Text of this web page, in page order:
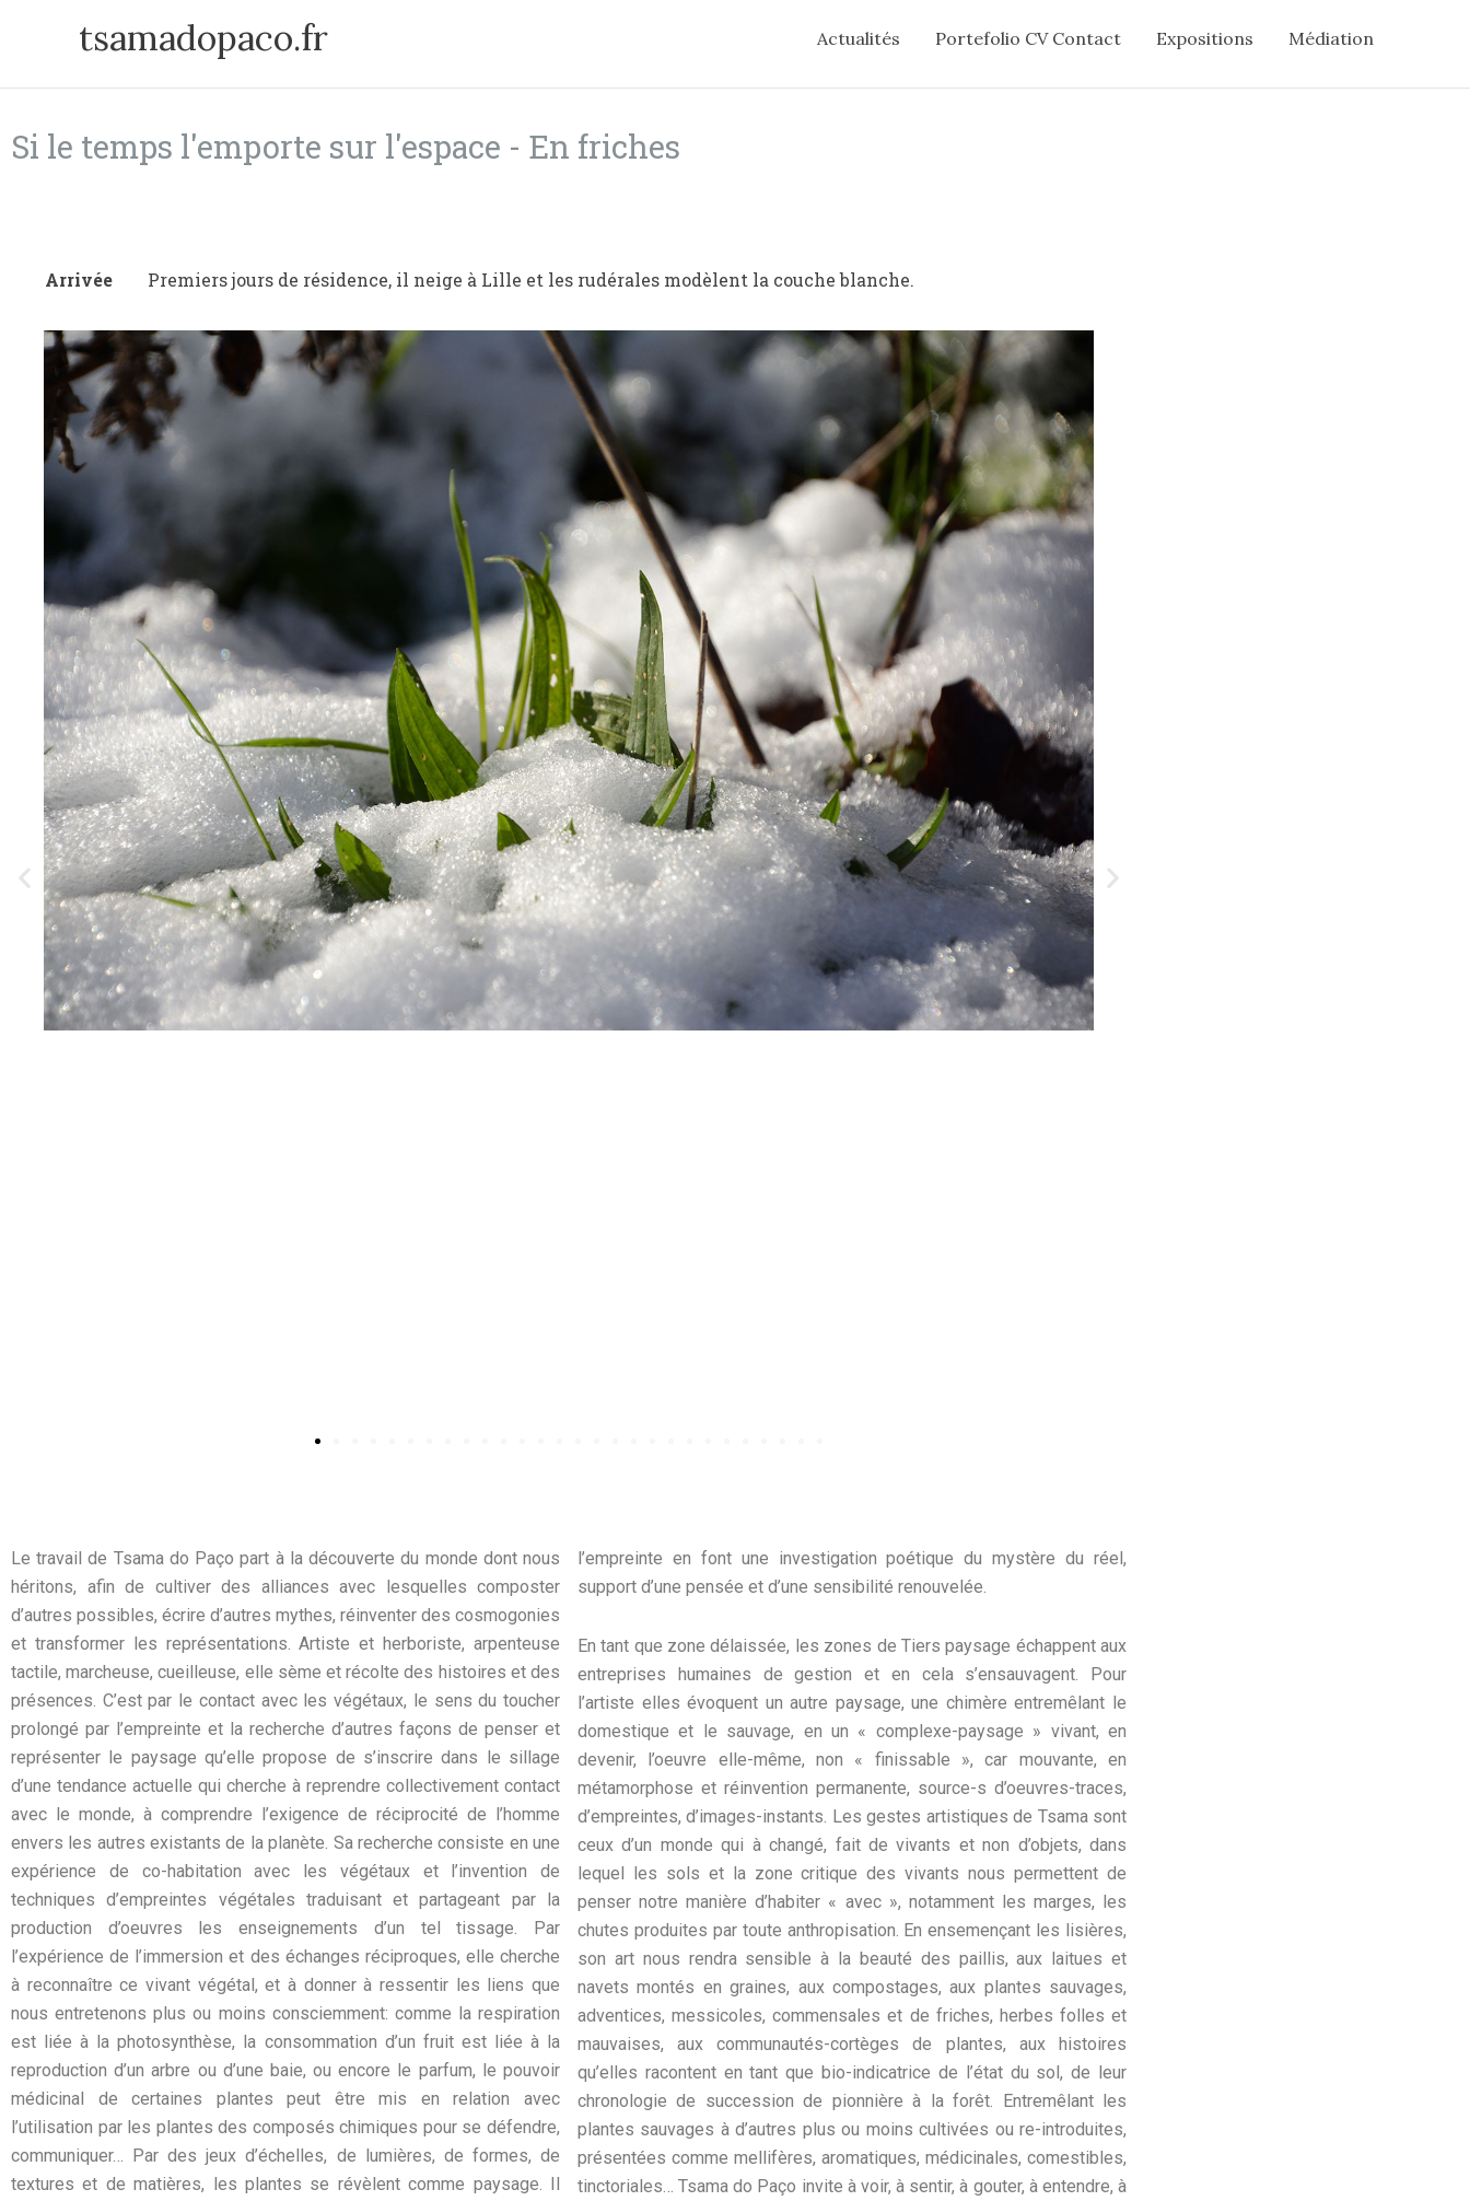
tsamadopaco.fr Actualités Portefolio CV Contact Expositions Médiation
Si le temps l'emporte sur l'espace - En friches
Arrivée Premiers jours de résidence, il neige à Lille et les rudérales modèlent la couche blanche.
Le travail de Tsama do Paço part à la découverte du monde dont nous
héritons, afin de cultiver des alliances avec lesquelles composter
d’autres possibles, écrire d’autres mythes, réinventer des cosmogonies
et transformer les représentations. Artiste et herboriste, arpenteuse
tactile, marcheuse, cueilleuse, elle sème et récolte des histoires et des
présences. C’est par le contact avec les végétaux, le sens du toucher
prolongé par l’empreinte et la recherche d’autres façons de penser et
représenter le paysage qu’elle propose de s’inscrire dans le sillage
d’une tendance actuelle qui cherche à reprendre collectivement contact
avec le monde, à comprendre l’exigence de réciprocité de l’homme
envers les autres existants de la planète. Sa recherche consiste en une
expérience de co-habitation avec les végétaux et l’invention de
techniques d’empreintes végétales traduisant et partageant par la
production d’oeuvres les enseignements d’un tel tissage. Par
l’expérience de l’immersion et des échanges réciproques, elle cherche
à reconnaître ce vivant végétal, et à donner à ressentir les liens que
nous entretenons plus ou moins consciemment: comme la respiration
est liée à la photosynthèse, la consommation d’un fruit est liée à la
reproduction d’un arbre ou d’une baie, ou encore le parfum, le pouvoir
médicinal de certaines plantes peut être mis en relation avec
l’utilisation par les plantes des composés chimiques pour se défendre,
communiquer… Par des jeux d’échelles, de lumières, de formes, de
textures et de matières, les plantes se révèlent comme paysage. Il
l’empreinte en font une investigation poétique du mystère du réel,
support d’une pensée et d’une sensibilité renouvelée.
En tant que zone délaissée, les zones de Tiers paysage échappent aux
entreprises humaines de gestion et en cela s’ensauvagent. Pour
l’artiste elles évoquent un autre paysage, une chimère entremêlant le
domestique et le sauvage, en un « complexe-paysage » vivant, en
devenir, l’oeuvre elle-même, non « finissable », car mouvante, en
métamorphose et réinvention permanente, source-s d’oeuvres-traces,
d’empreintes, d’images-instants. Les gestes artistiques de Tsama sont
ceux d’un monde qui à changé, fait de vivants et non d’objets, dans
lequel les sols et la zone critique des vivants nous permettent de
penser notre manière d’habiter « avec », notamment les marges, les
chutes produites par toute anthropisation. En ensemençant les lisières,
son art nous rendra sensible à la beauté des paillis, aux laitues et
navets montés en graines, aux compostages, aux plantes sauvages,
adventices, messicoles, commensales et de friches, herbes folles et
mauvaises, aux communautés-cortèges de plantes, aux histoires
qu’elles racontent en tant que bio-indicatrice de l’état du sol, de leur
chronologie de succession de pionnière à la forêt. Entremêlant les
plantes sauvages à d’autres plus ou moins cultivées ou re-introduites,
présentées comme mellifères, aromatiques, médicinales, comestibles,
tinctoriales… Tsama do Paço invite à voir, à sentir, à gouter, à entendre, à